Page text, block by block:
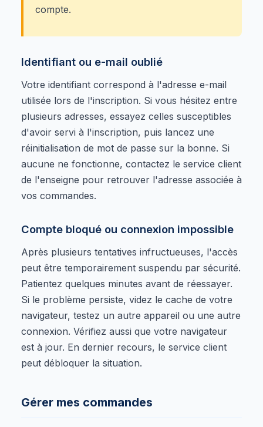
compte.
Identifiant ou e-mail oublié
Votre identifiant correspond à l'adresse e-mail
utilisée lors de l'inscription. Si vous hésitez entre
plusieurs adresses, essayez celles susceptibles
d'avoir servi à l'inscription, puis lancez une
réinitialisation de mot de passe sur la bonne. Si
aucune ne fonctionne, contactez le service client
de l'enseigne pour retrouver l'adresse associée à
vos commandes.
Compte bloqué ou connexion impossible
Après plusieurs tentatives infructueuses, l'accès
peut être temporairement suspendu par sécurité.
Patientez quelques minutes avant de réessayer.
Si le problème persiste, videz le cache de votre
navigateur, testez un autre appareil ou une autre
connexion. Vérifiez aussi que votre navigateur
est à jour. En dernier recours, le service client
peut débloquer la situation.
Gérer mes commandes